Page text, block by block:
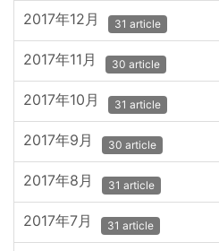
2017年12月 31 article
2017年11月 30 article
2017年10月 31 article
2017年9月 30 article
2017年8月 31 article
2017年7月 31 article